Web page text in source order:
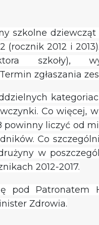
szkolne
(rocznik 2012 i
szkoły),
Termin zgłaszania
Co
powinny liczyć od
Co
w
2012-2017.
pod
Zdrowia.